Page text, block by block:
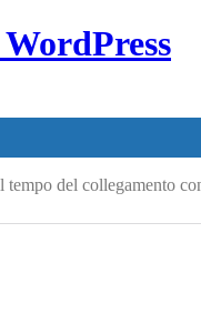
del collegamento